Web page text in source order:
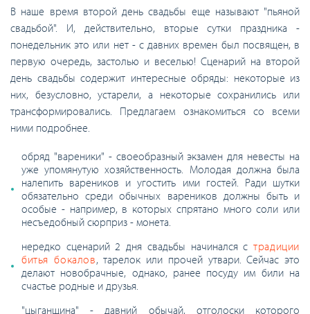
В наше время второй день свадьбы еще называют "пьяной
свадьбой". И, действительно, вторые сутки праздника -
понедельник это или нет - с давних времен был посвящен, в
первую очередь, застолью и веселью! Сценарий на второй
день свадьбы содержит интересные обряды: некоторые из
них, безусловно, устарели, а некоторые сохранились или
трансформировались. Предлагаем ознакомиться со всеми
ними подробнее.
обряд "вареники" - своеобразный экзамен для невесты на
уже упомянутую хозяйственность. Молодая должна была
налепить вареников и угостить ими гостей. Ради шутки
обязательно среди обычных вареников должны быть и
особые - например, в которых спрятано много соли или
несъедобный сюрприз - монета.
нередко сценарий 2 дня свадьбы начинался страдиции
битья бокалов, тарелок или прочей утвари. Сейчас это
делают новобрачные, однако, ранее посуду им били на
счастье родные и друзья.
"цыганщина" - давний обычай, отголоски которого